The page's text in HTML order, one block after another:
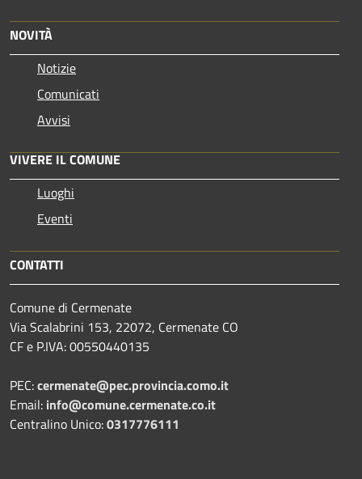
NOVITÀ
Notizie
Comunicati
Avvisi
VIVERE IL COMUNE
Luoghi
Eventi
CONTATTI
Comune di Cermenate
Via Scalabrini 153, 22072, Cermenate CO
CF e P.IVA: 00550440135
PEC:cermenate@pec.provincia.como.it
Email: info@comune.cermenate.co.it
Centralino Unico:0317776111